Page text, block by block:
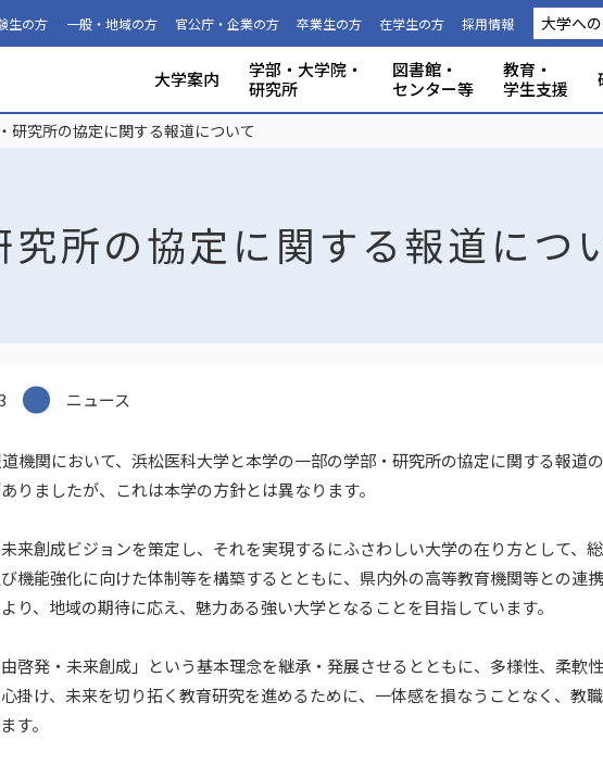
生の方 一般・地域の方 官公庁・企業の方 卒業生の方 在学生の方 採用情報 大学へ
大学案内
大学の概要
共同利用
事務組織・窓口
学部・大学院・
研究所
人文社会科学部
理学部
グローバル共創科学部
電子工学研究所
図書館・
センター等
附属図書館
教育・
学生支援
教育ポリシー
学生生活
特別教育プログラム
研究成果（プレスリリース）
研究者インタビュー
プロジェクト研究所
機器の共同利用
社会連携
本学教職員への兼業依頼
国際連携推進機構につい
て
静岡大学から海外への留
学
学部入試
3年次編入
科目等履修
所の協定に関する報道につ
研究所の協定に関する報道について
ニュース
機関において、浜松医科大学と本学の一部の学部・研究所の協定に関する報道
りましたが、これは本学の方針とは異なります。
来創成ビジョンを策定し、それを実現するにふさわしい大学の在り方として、
機能強化に向けた体制等を構築するとともに、県内外の高等教育機関等との連
り、地域の期待に応え、魅力ある強い大学となることを目指しています。
啓発・未来創成」という基本理念を継承・発展させるとともに、多様性、柔軟
掛け、未来を切り拓く教育研究を進めるために、一体感を損なうことなく、教
す。